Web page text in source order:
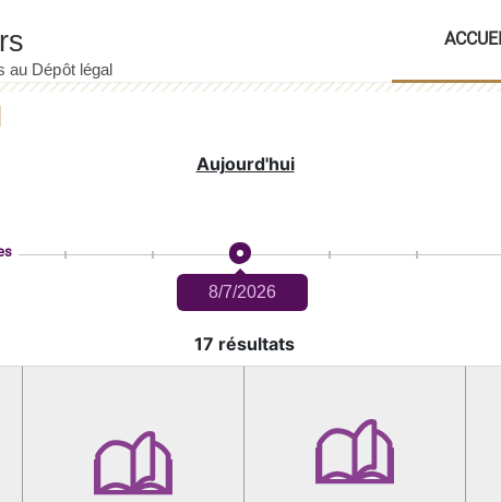
Aujourd'hui
8/7/2026
17 résultats